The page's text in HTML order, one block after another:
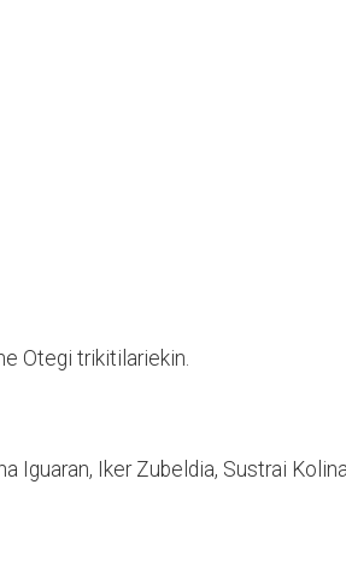
Otegi trikitilariekin.
Iguaran, Iker Zubeldia, Sustrai